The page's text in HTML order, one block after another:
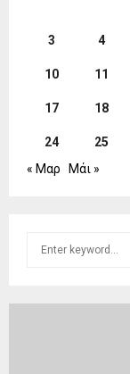
3 4
10 11
17 18
24 25
« Μαρ
Μάι »